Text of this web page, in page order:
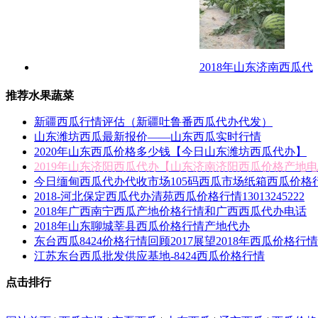
2018年山东济南西瓜代
推荐水果蔬菜
新疆西瓜行情评估（新疆吐鲁番西瓜代办代发）
山东潍坊西瓜最新报价——山东西瓜实时行情
2020年山东西瓜价格多少钱【今日山东潍坊西瓜代办】
2019年山东济阳西瓜代办【山东济南济阳西瓜价格产地电
今日缅甸西瓜代办代收市场105码西瓜市场纸箱西瓜价格
2018-河北保定西瓜代办清苑西瓜价格行情13013245222
2018年广西南宁西瓜产地价格行情和广西西瓜代办电话
2018年山东聊城莘县西瓜价格行情产地代办
东台西瓜8424价格行情回顾2017展望2018年西瓜价格行情
江苏东台西瓜批发供应基地-8424西瓜价格行情
点击排行